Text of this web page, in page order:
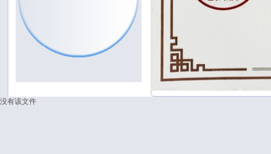
没有该文件